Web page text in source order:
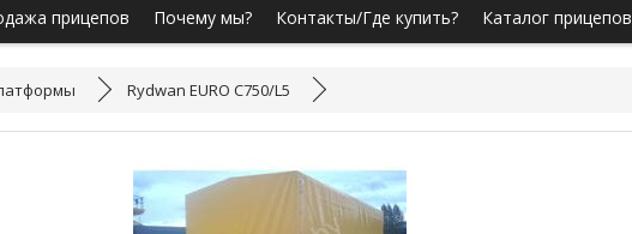
прицепов Почему мы? Контакты/Где купить? Каталог прицепов
Rydwan EURO C750/L5